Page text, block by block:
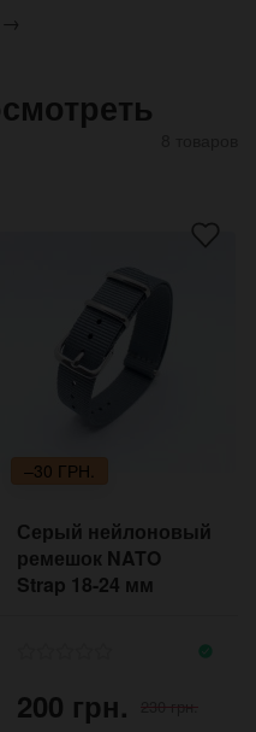
→
–30 ГРН.
Серый нейлоновый
ремешок NATO
Strap 18-24 мм
200 грн. 230 грн.